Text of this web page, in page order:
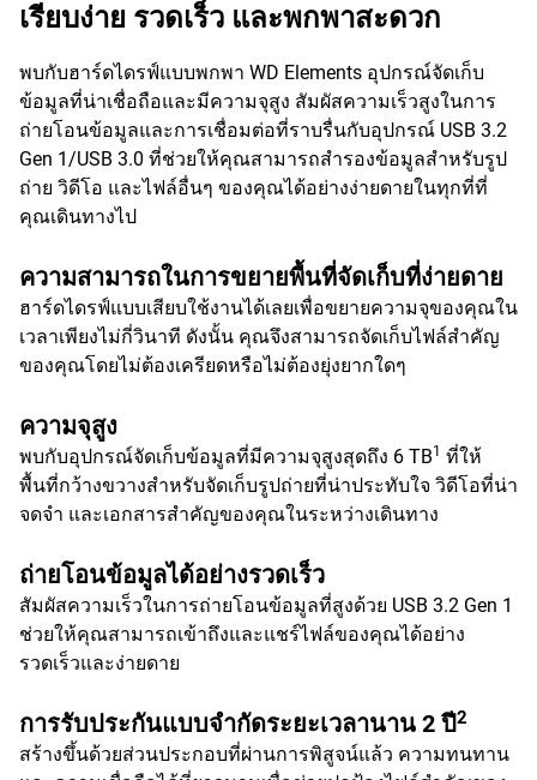
เรียบง่าย รวดเร็ว และพกพาสะดวก
พบกับฮาร์ดไดรฟ์แบบพกพา WD Elements อุปกรณ์จัดเก็บ
ข้อมูลที่น่าเชื่อถือและมีความจุสูง สัมผัสความเร็วสูงในการ
ถ่ายโอนข้อมูลและการเชื่อมต่อที่ราบรื่นกับอุปกรณ์ USB 3.2
Gen 1/USB 3.0 ที่ช่วยให้คุณสามารถสำรองข้อมูลสำหรับรูป
ถ่าย วิดีโอ และไฟล์อื่นๆ ของคุณได้อย่างง่ายดายในทุกที่ที่
คุณเดินทางไป
ความสามารถในการขยายพื้นที่จัดเก็บที่ง่ายดาย
ฮาร์ดไดรฟ์แบบเสียบใช้งานได้เลยเพื่อขยายความจุของคุณใน
เวลาเพียงไม่กี่วินาที ดังนั้น คุณจึงสามารถจัดเก็บไฟล์สำคัญ
ของคุณโดยไม่ต้องเครียดหรือไม่ต้องยุ่งยากใดๆ
ความจุสูง
พบกับอุปกรณ์จัดเก็บข้อมูลที่มีความจุสูงสุดถึง 6 TB1 ที่ให้
พื้นที่กว้างขวางสำหรับจัดเก็บรูปถ่ายที่น่าประทับใจ วิดีโอที่น่า
จดจำ และเอกสารสำคัญของคุณในระหว่างเดินทาง
ถ่ายโอนข้อมูลได้อย่างรวดเร็ว
สัมผัสความเร็วในการถ่ายโอนข้อมูลที่สูงด้วย USB 3.2 Gen 1
ช่วยให้คุณสามารถเข้าถึงและแชร์ไฟล์ของคุณได้อย่าง
รวดเร็วและง่ายดาย
การรับประกันแบบจำกัดระยะเวลานาน 2 ปี2
สร้างขึ้นด้วยส่วนประกอบที่ผ่านการพิสูจน์แล้ว ความทนทาน